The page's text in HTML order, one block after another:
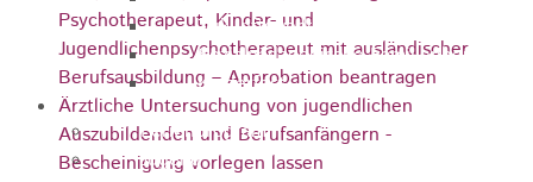
Zukunftswerkstatt
Sozialpädagogische Familienberatung
Kinderfest
Ferienprogramm
Jugend
Psychotherapeut, Kinder- und
Jugendlichenpsychotherapeut mit ausländischer
Berufsausbildung – Approbation beantragen
Ärztliche Untersuchung von jugendlichen
Auszubildenden und Berufsanfängern -
Bescheinigung vorlegen lassen